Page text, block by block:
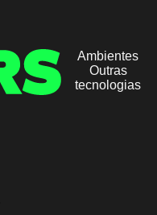
Ambientes
Outras
tecnologias